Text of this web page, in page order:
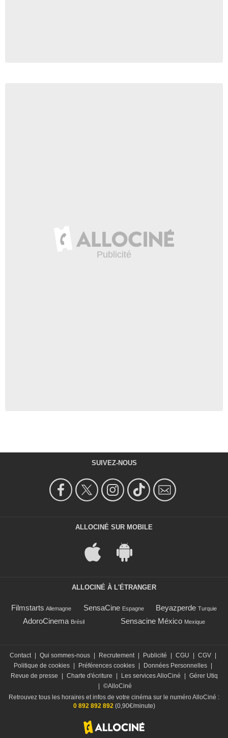
SUIVEZ-NOUS
ALLOCINÉ SUR MOBILE
ALLOCINÉ À L'ÉTRANGER
Filmstarts Allemagne SensaCine Espagne Beyazperde Turquie
AdoroCinema Brésil Sensacine México Mexique
Contact Qui sommes-nous Recrutement Publicité CGU CGV
Politique de cookies
Préférences cookies Données Personnelles
Revue de presse
Charte d'écriture Les services AlloCiné
Gérer Utiq
©AlloCiné
Retrouvez tous les horaires et infos de votre cinéma sur le numéro AlloCiné :
0 892 892 892(0,90€/minute)